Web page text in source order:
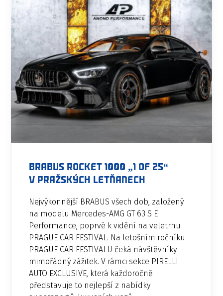
BRABUS Rocket 1000 „1 of 25“
v pražských Letňanech
Nejvýkonnější BRABUS všech dob, založený
na modelu Mercedes-AMG GT 63 S E
Performance, poprvé k vidění na veletrhu
PRAGUE CAR FESTIVAL. Na letošním ročníku
PRAGUE CAR FESTIVALU čeká návštěvníky
mimořádný zážitek. V rámci sekce PIRELLI
AUTO EXCLUSIVE, která každoročně
představuje to nejlepší z nabídky